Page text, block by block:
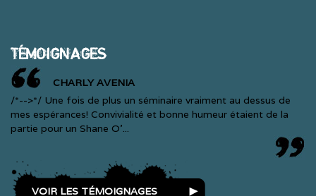
TÉMOIGNAGES
CHARLY AVENIA
/*-->*/ Une fois de plus un séminaire vraiment au dessus de
mes espérances! Convivialité et bonne humeur étaient de la
partie pour un Shane O'...
VOIR LES TÉMOIGNAGES